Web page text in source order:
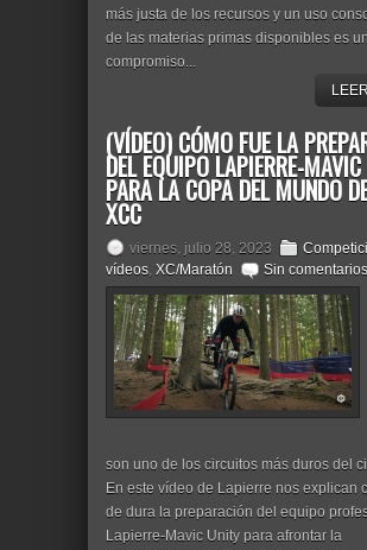
más justa de los recursos y un uso
de las materias primas disponibles es un
compromiso...
(VÍDEO) CÓMO FUE LA
DEL EQUIPO LAPIERRE-
PARA LA COPA DEL MUNDO
XCC
viernes, julio 28, 2023
vídeos, XC/Maratón
Sin comentarios
son uno de los circuitos más duros del
En este vídeo de Lapierre nos explican
de dura la preparación del equipo
Lapierre-Mavic Unity para afrontar la